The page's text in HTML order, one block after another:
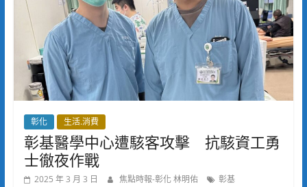
彰化 生活.消費
彰基醫學中心遭駭客攻擊 抗駭資工勇
士徹夜作戰
2025 年 3 月 3 日 焦點時報-彰化 林明佑 彰基